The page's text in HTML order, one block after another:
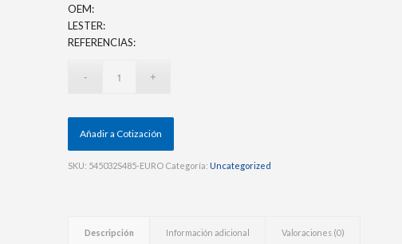
OEM:
LESTER:
REFERENCIAS:
Añadir a Cotización
SKU: 545032S485-EURO Categoría: Uncategorized
Descripción Información adicional Valoraciones (0)